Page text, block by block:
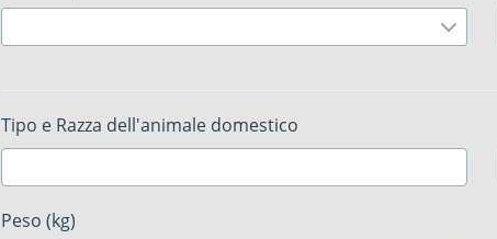
Tipo e Razza dell'animale domestico
Peso (kg)